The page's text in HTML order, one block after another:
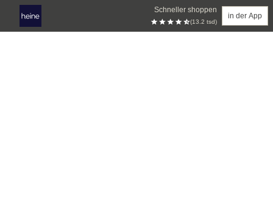
Schneller shoppen
(13.2 tsd)
in der App